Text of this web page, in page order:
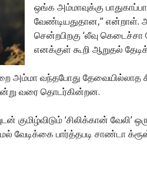
ஒங்க அம்மாவுக்கு
வேண்டியதுதான,”
சென்றபிறகு ‘லீவு
எனக்குள் கூறி ஆறுதல்
அம்மா வந்தபோது தேவையில்லாத
வரை தொடர்கின்றன.
குமிழ்விடும் ‘சிலிக்கான் வேலி’
வேடிக்கை பார்த்தபடி சாண்டா